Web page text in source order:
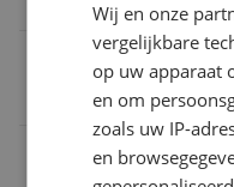
Verpakking breedte
Verpakking lengte
Wij en onze
vergelijkbare
op uw apparaat
en om
zoals uw IP-
en